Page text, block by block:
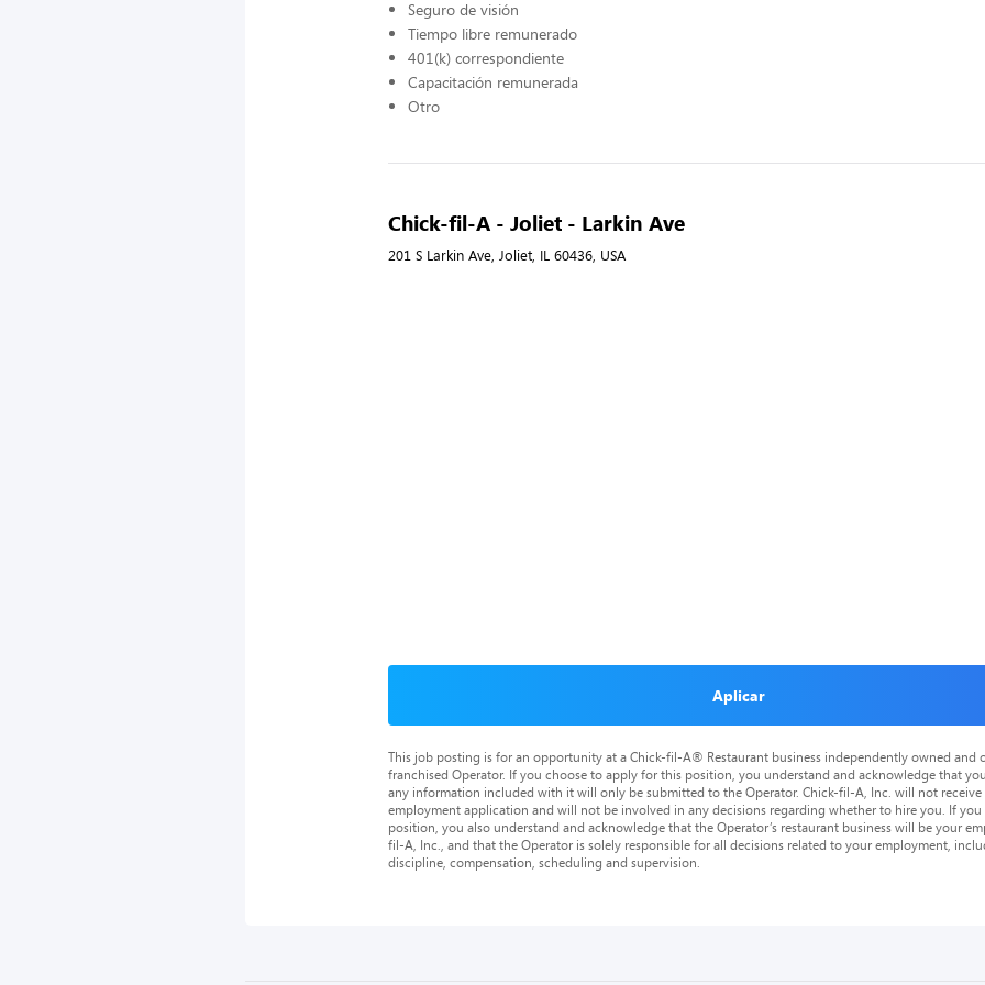
Seguro de visión
Tiempo libre remunerado
401(k) correspondiente
Capacitación remunerada
Otro
Chick-fil-A - Joliet - Larkin Ave
201 S Larkin Ave, Joliet, IL 60436, USA
Aplicar
This job posting is for an opportunity at a Chick-fil-A® Restaurant business independently owned and
franchised Operator. If you choose to apply for this position, you understand and acknowledge that
any information included with it will only be submitted to the Operator. Chick-fil-A, Inc. will not
employment application and will not be involved in any decisions regarding whether to hire you. If
position, you also understand and acknowledge that the Operator’s restaurant business will be your
fil-A, Inc., and that the Operator is solely responsible for all decisions related to your employment,
discipline, compensation, scheduling and supervision.